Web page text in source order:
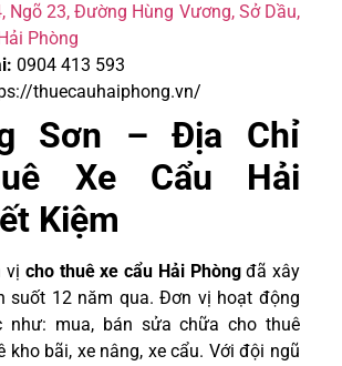
Ngõ 23, Đường Hùng Vương, Sở Dầu,
Phòng
0904 413 593
thuecauhaiphong.vn/
Sơn – Địa Chỉ
Xe Cẩu Hải
Kiệm
vị cho thuê xe cẩu Hải Phòngđã xây
suốt 12 năm qua. Đơn vị hoạt động
như: mua, bán sửa chữa cho thuê
kho bãi, xe nâng, xe cẩu. Với đội ngũ